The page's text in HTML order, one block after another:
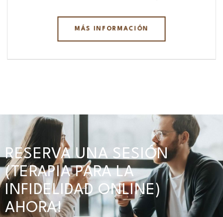
MÁS INFORMACIÓN
RESERVA UNA SESIÓN
(TERAPIA PARA LA
INFIDELIDAD ONLINE)
AHORA!